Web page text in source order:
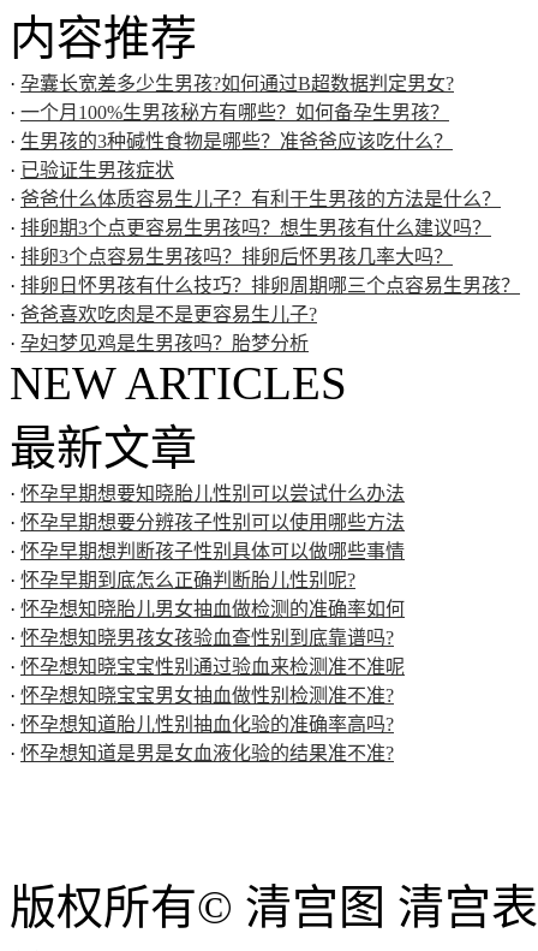
内容推荐
· 孕囊长宽差多少生男孩?如何通过B超数据判定男女?
· 一个月100%生男孩秘方有哪些？如何备孕生男孩？
· 生男孩的3种碱性食物是哪些？准爸爸应该吃什么？
· 已验证生男孩症状
· 爸爸什么体质容易生儿子？有利于生男孩的方法是什么？
· 排卵期3个点更容易生男孩吗？想生男孩有什么建议吗？
· 排卵3个点容易生男孩吗？排卵后怀男孩几率大吗？
· 排卵日怀男孩有什么技巧？排卵周期哪三个点容易生男孩？
· 爸爸喜欢吃肉是不是更容易生儿子?
· 孕妇梦见鸡是生男孩吗？胎梦分析
NEW ARTICLES
最新文章
· 怀孕早期想要知晓胎儿性别可以尝试什么办法
· 怀孕早期想要分辨孩子性别可以使用哪些方法
· 怀孕早期想判断孩子性别具体可以做哪些事情
· 怀孕早期到底怎么正确判断胎儿性别呢?
· 怀孕想知晓胎儿男女抽血做检测的准确率如何
· 怀孕想知晓男孩女孩验血查性别到底靠谱吗?
· 怀孕想知晓宝宝性别通过验血来检测准不准呢
· 怀孕想知晓宝宝男女抽血做性别检测准不准?
· 怀孕想知道胎儿性别抽血化验的准确率高吗?
· 怀孕想知道是男是女血液化验的结果准不准?
版权所有© 清宫图 清宫